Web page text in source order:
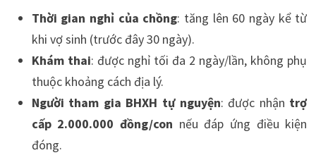
Thời gian nghỉ của chồng: tăng lên 60 ngày kể từ
khi vợ sinh (trước đây 30 ngày).
Khám thai: được nghỉ tối đa 2 ngày/lần, không phụ
thuộc khoảng cách địa lý.
Người tham gia BHXH tự nguyện: được nhận trợ
cấp 2.000.000 đồng/con nếu đáp ứng điều kiện
đóng.